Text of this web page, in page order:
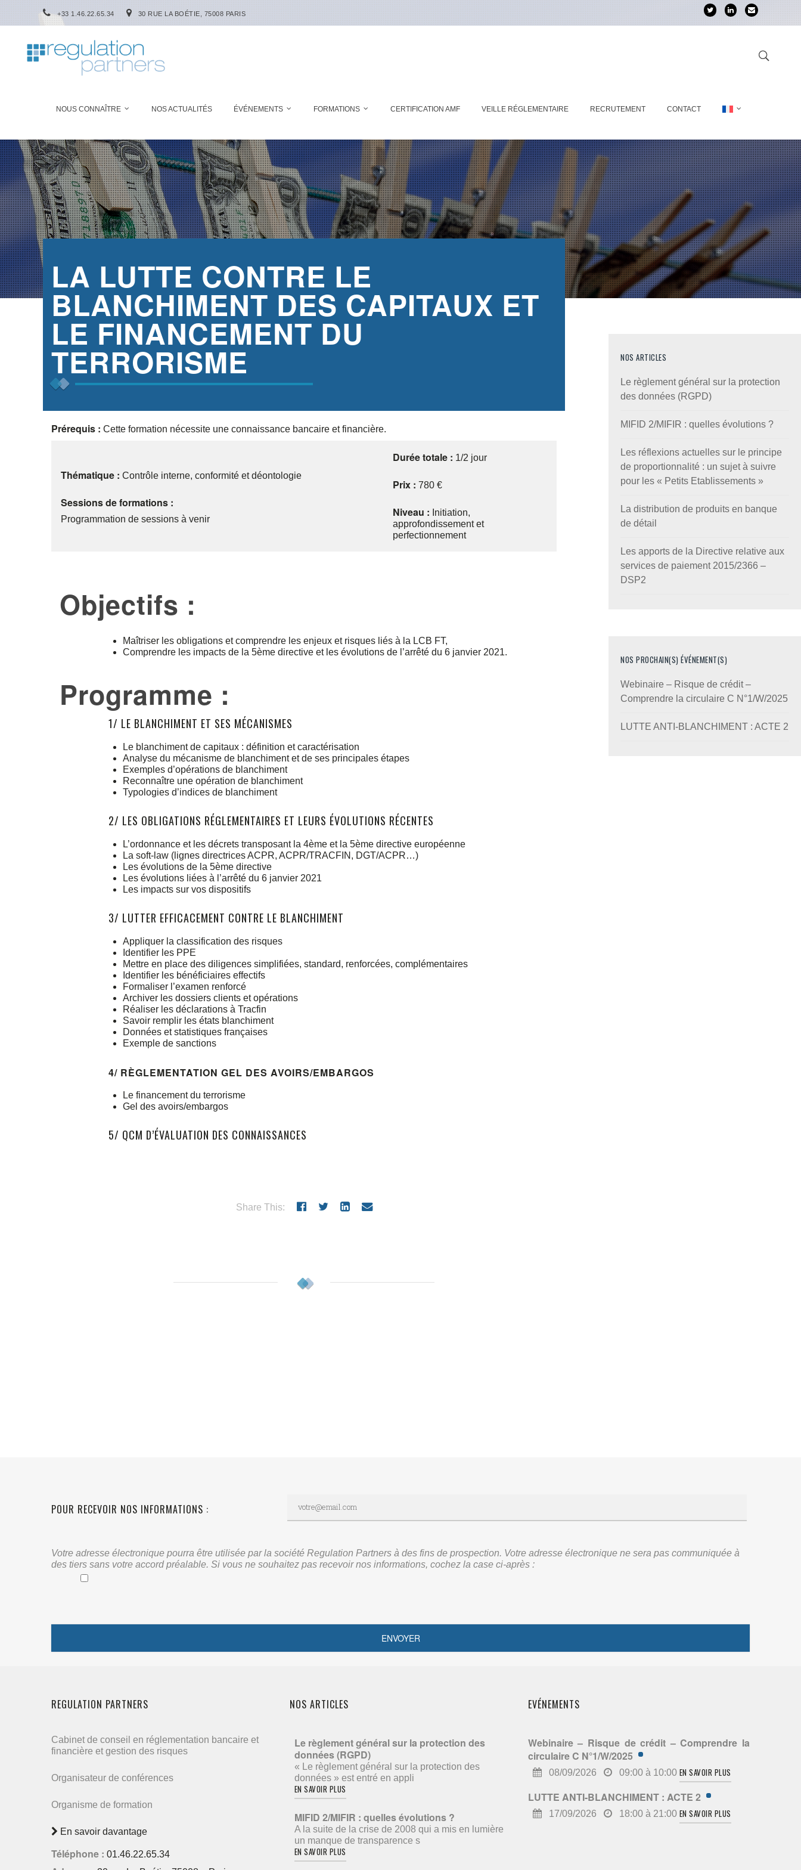
+33 1.46.22.65.34 30 RUE LA BOÉTIE, 75008 PARIS
NOUS CONNAÎTRE NOS ACTUALITÉS ÉVÉNEMENTS FORMATIONS CERTIFICATION AMF VEILLE RÉGLEMENTAIRE RECRUTEMENT CONTACT
LA LUTTE CONTRE LE
BLANCHIMENT DES CAPITAUX ET
LE FINANCEMENT DU
TERRORISME
Prérequis : Cette formation nécessite une connaissance bancaire et financière.
Thématique : Contrôle interne, conformité et déontologie
Sessions de formations :
Programmation de sessions à venir
Durée totale : 1/2 jour
Prix :780 €
Niveau : Initiation,
approfondissement et
perfectionnement
Objectifs :
Maîtriser les obligations et comprendre les enjeux et risques liés à la LCB FT,
Comprendre les impacts de la 5ème directive et les évolutions de l’arrêté du 6 janvier 2021.
Programme :
1/ LE BLANCHIMENT ET SES MÉCANISMES
Le blanchiment de capitaux : définition et caractérisation
Analyse du mécanisme de blanchiment et de ses principales étapes
Exemples d’opérations de blanchiment
Reconnaître une opération de blanchiment
Typologies d’indices de blanchiment
2/ LES OBLIGATIONS RÉGLEMENTAIRES ET LEURS ÉVOLUTIONS RÉCENTES
L’ordonnance et les décrets transposant la 4ème et la 5ème directive européenne
La soft-law (lignes directrices ACPR, ACPR/TRACFIN, DGT/ACPR…)
Les évolutions de la 5ème directive
Les évolutions liées à l’arrêté du 6 janvier 2021
Les impacts sur vos dispositifs
3/ LUTTER EFFICACEMENT CONTRE LE BLANCHIMENT
Appliquer la classification des risques
Identifier les PPE
Mettre en place des diligences simplifiées, standard, renforcées, complémentaires
Identifier les bénéficiaires effectifs
Formaliser l’examen renforcé
Archiver les dossiers clients et opérations
Réaliser les déclarations à Tracfin
Savoir remplir les états blanchiment
Données et statistiques françaises
Exemple de sanctions
4/ RÈGLEMENTATION GEL DES AVOIRS/EMBARGOS
Le financement du terrorisme
Gel des avoirs/embargos
5/ QCM D’ÉVALUATION DES CONNAISSANCES
Share This:
NOS ARTICLES
Le règlement général sur la protection
des données (RGPD)
MIFID 2/MIFIR : quelles évolutions ?
Les réflexions actuelles sur le principe
de proportionnalité : un sujet à suivre
pour les « Petits Etablissements »
La distribution de produits en banque
de détail
Les apports de la Directive relative aux
services de paiement 2015/2366 –
DSP2
NOS PROCHAIN(S) ÉVÉNEMENT(S)
Webinaire – Risque de crédit –
Comprendre la circulaire C N°1/W/2025
LUTTE ANTI-BLANCHIMENT : ACTE 2
POUR RECEVOIR NOS INFORMATIONS :
Votre adresse électronique pourra être utilisée par la société Regulation Partners à des fins de prospection. Votre adresse électronique ne sera pas communiquée à
des tiers sans votre accord préalable. Si vous ne souhaitez pas recevoir nos informations, cochez la case ci-après :
REGULATION PARTNERS
Cabinet de conseil en réglementation bancaire et
financière et gestion des risques
Organisateur de conférences
Organisme de formation
En savoir davantage
Téléphone : 01.46.22.65.34
NOS ARTICLES
Le règlement général sur la protection des
données (RGPD)
« Le règlement général sur la protection des
données » est entré en appli
EN SAVOIR PLUS
MIFID 2/MIFIR : quelles évolutions ?
A la suite de la crise de 2008 qui a mis en lumière
un manque de transparence s
EN SAVOIR PLUS
EVÉNEMENTS
Webinaire – Risque de crédit – Comprendre la
circulaire C N°1/W/2025
08/09/2026 09:00 à 10:00 EN SAVOIR PLUS
LUTTE ANTI-BLANCHIMENT : ACTE 2
17/09/2026 18:00 à 21:00 EN SAVOIR PLUS